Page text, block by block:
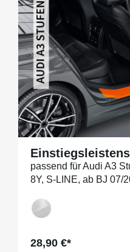
passend für Audi A3
8Y, S-LINE, ab BJ 07/
Regulärer Preis:
28,90 €*